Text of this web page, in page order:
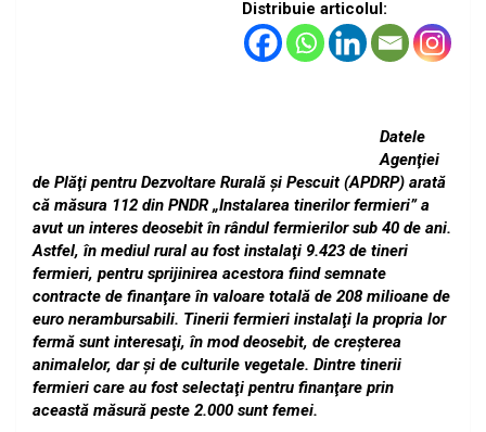
Distribuie articolul:
Datele
Agenţiei
de Plăţi pentru Dezvoltare Rurală şi Pescuit (APDRP) arată
că măsura 112 din PNDR „Instalarea tinerilor fermieri” a
avut un interes deosebit în rândul fermierilor sub 40 de ani.
Astfel, în mediul rural au fost instalaţi 9.423 de tineri
fermieri, pentru sprijinirea acestora fiind semnate
contracte de finanţare în valoare totală de 208 milioane de
euro nerambursabili. Tinerii fermieri instalaţi la propria lor
fermă sunt interesaţi, în mod deosebit, de creşterea
animalelor, dar şi de culturile vegetale. Dintre tinerii
fermieri care au fost selectaţi pentru finanţare prin
această măsură peste 2.000 sunt femei.